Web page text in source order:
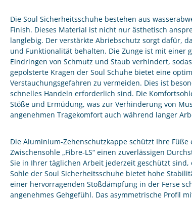
Die Soul Sicherheitsschuhe bestehen aus
Finish. Dieses Material ist nicht nur ästhetisch
langlebig. Der verstärkte Abriebschutz sorgt dafür,
und Funktionalität behalten. Die Zunge ist mit einer
Eindringen von Schmutz und Staub verhindert,
gepolsterte Kragen der Soul Schuhe bietet eine
Verstauchungsgefahren zu vermeiden. Dies ist
schnelles Handeln erforderlich sind. Die
Stöße und Ermüdung, was zur Verhinderung von
angenehmen Tragekomfort auch während langer
Die Aluminium-Zehenschutzkappe schützt Ihre
Zwischensohle „Fibre-LS“ einen zuverlässigen
Sie in Ihrer täglichen Arbeit jederzeit geschützt
Sohle der Soul Sicherheitsschuhe bietet hohe
einer hervorragenden Stoßdämpfung in der Ferse
angenehmes Gehgefühl. Das asymmetrische Profil